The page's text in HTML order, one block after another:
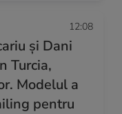
12:08
și Dani
Turcia,
Modelul a
pentru